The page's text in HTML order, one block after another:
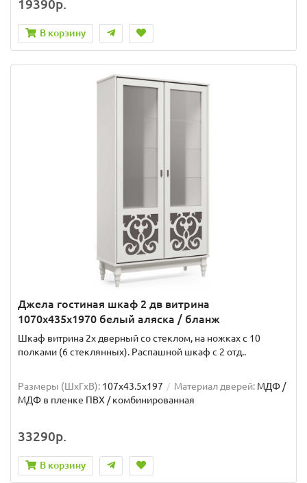
19390р.
В корзину
Джела гостиная шкаф 2 дв витрина
1070х435х1970 белый аляска / бланж
Шкаф витрина 2х дверный со стеклом, на ножках с 10
полками (6 стеклянных). Распашной шкаф с 2 отд..
Размеры (ШxГxВ): 107x43.5x197 Материал дверей: МДФ /
МДФ в пленке ПВХ / комбинированная
33290р.
В корзину